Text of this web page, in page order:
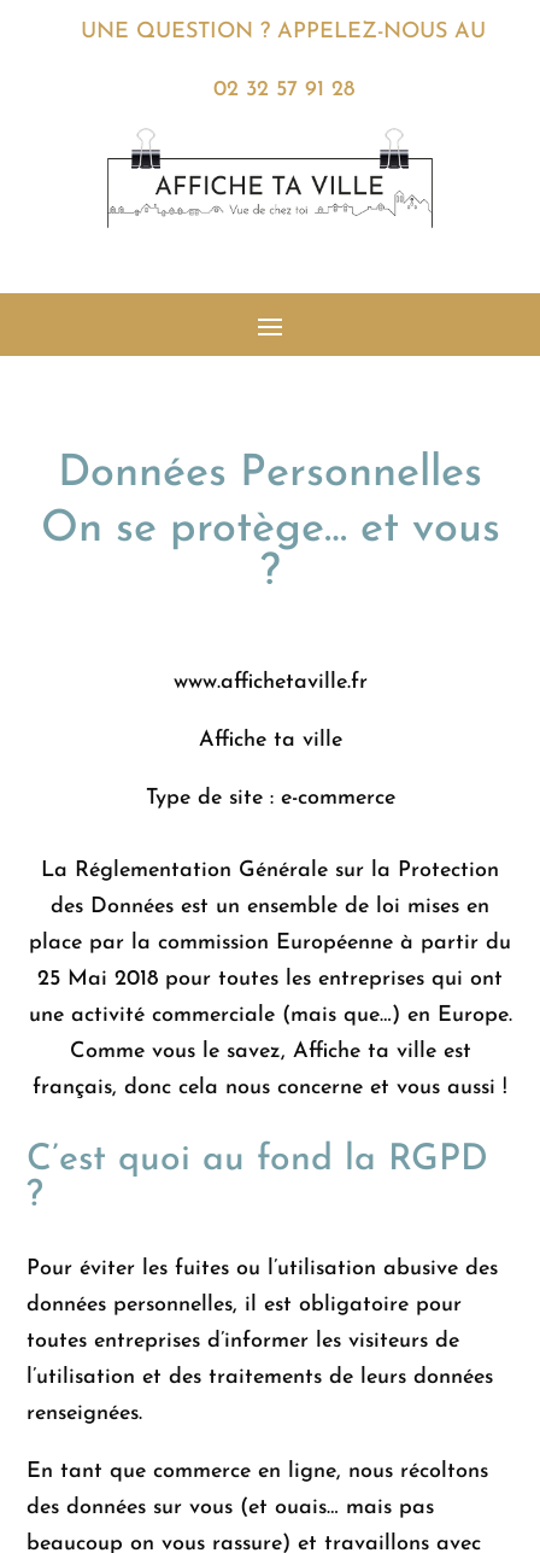
UNE QUESTION ? APPELEZ-NOUS AU
02 32 57 91 28
Données Personnelles
On se protège… et vous
?
www.affichetaville.fr
Affiche ta ville
Type de site : e-commerce
La Réglementation Générale sur la Protection
des Données est un ensemble de loi mises en
place par la commission Européenne à partir du
25 Mai 2018 pour toutes les entreprises qui ont
une activité commerciale (mais que…) en Europe.
Comme vous le savez, Affiche ta ville est
français, donc cela nous concerne et vous aussi !
C’est quoi au fond la RGPD
?
Pour éviter les fuites ou l’utilisation abusive des
données personnelles, il est obligatoire pour
toutes entreprises d’informer les visiteurs de
l’utilisation et des traitements de leurs données
renseignées.
En tant que commerce en ligne, nous récoltons
des données sur vous (et ouais… mais pas
beaucoup on vous rassure) et travaillons avec